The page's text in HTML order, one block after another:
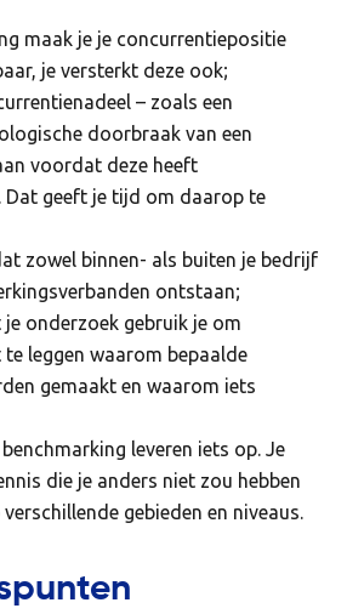
maak je je concurrentiepositie
je versterkt deze ook;
– zoals een
doorbraak van een
voordat deze heeft
Dat geeft je tijd om daarop te
zowel binnen- als buiten je bedrijf
ontstaan;
onderzoek gebruik je om
leggen waarom bepaalde
gemaakt en waarom iets
leveren iets op. Je
die je anders niet zou hebben
gebieden en niveaus.